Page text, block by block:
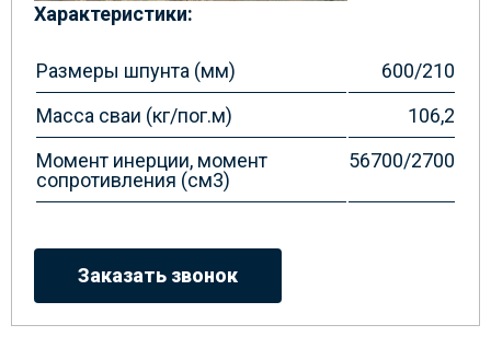
Характеристики:
Размеры шпунта (мм)
600/210
Масса сваи (кг/пог.м)
106,2
Момент инерции, момент
сопротивления (см3)
56700/2700
Заказать звонок